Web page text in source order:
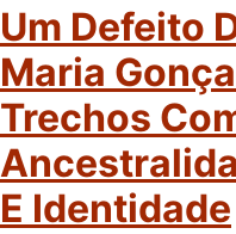
Um Defeito
Maria
Trechos
E Identidade